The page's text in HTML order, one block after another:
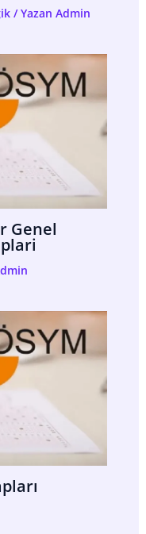
/ Yazan Admin
Genel